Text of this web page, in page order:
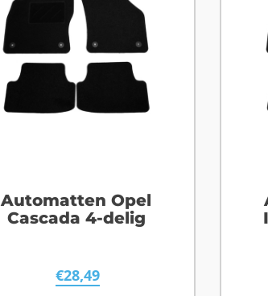
Automatten Opel
Cascada 4-delig
€28,49